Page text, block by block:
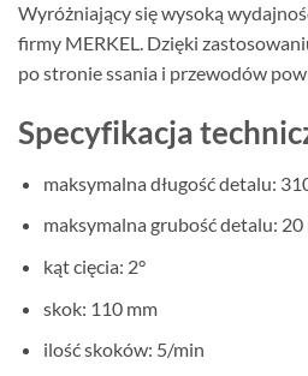
Wyróżniający się wysoką
firmy MERKEL. Dzięki
po stronie ssania i przewodów
Specyfikacja
maksymalna długość detalu:
maksymalna grubość detalu: 20
kąt cięcia: 2°
skok: 110 mm
ilość skoków: 5/min